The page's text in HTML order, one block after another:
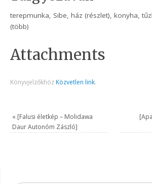
terepmunka, Sibe, ház (részlet), konyha,
(több)
Attachments
Könyvjelzőkhöz Közvetlen link.
« [Falusi életkép – Molidawa
Daur Autonóm Zászló]